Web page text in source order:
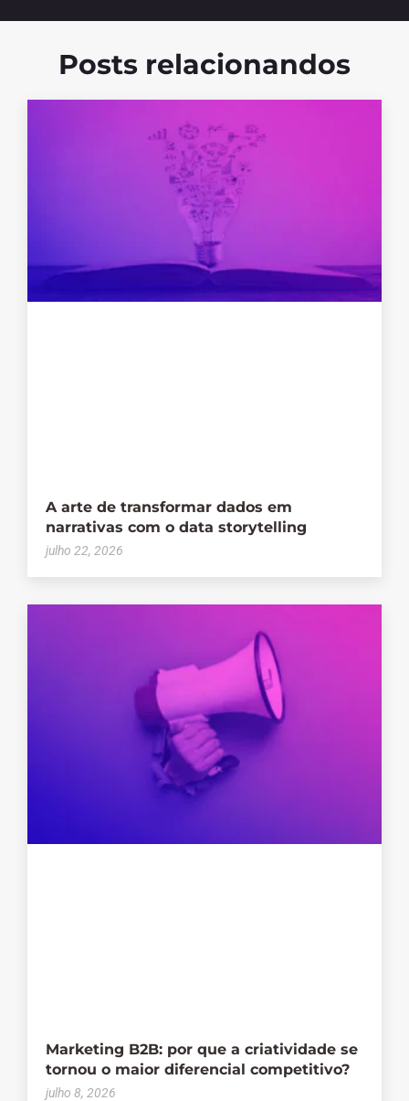
Posts relacionandos
A arte de transformar dados em
narrativas com o data storytelling
julho 22, 2026
Marketing B2B: por que a criatividade se
tornou o maior diferencial competitivo?
julho 8, 2026